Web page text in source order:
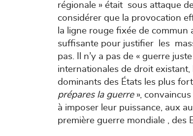
régionale » était sous attaque
considérer que la provocation
la ligne rouge fixée de
suffisante pour justifier les
pas. Il n’y a pas de « guerre
internationales de droit
dominants des États les plus
prépares la guerre »,
à imposer leur puissance, aux
première guerre mondiale , des